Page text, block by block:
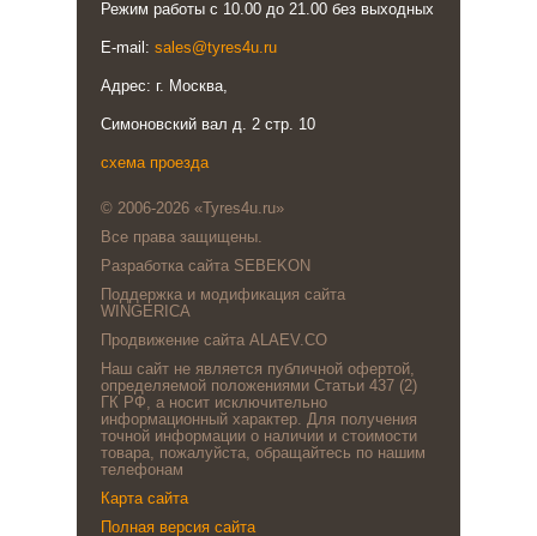
Режим работы с 10.00 до 21.00 без выходных
E-mail: sales@tyres4u.ru
Адрес: г. Москва,
Симоновский вал д. 2 стр. 10
схема проезда
© 2006-2026 «Tyres4u.ru»
Все права защищены.
Разработка сайта SEBEKON
Поддержка и модификация сайта
WINGERICA
Продвижение сайта ALAEV.CO
Наш сайт не является публичной офертой,
определяемой положениями Статьи 437 (2)
ГК РФ, а носит исключительно
информационный характер. Для получения
точной информации о наличии и стоимости
товара, пожалуйста, обращайтесь по нашим
телефонам
Карта сайта
Полная версия сайта